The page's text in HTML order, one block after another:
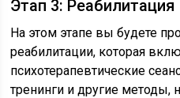
Этап 3: Реабилитация
На этом этапе вы будете
реабилитации, которая
психотерапевтические
тренинги и другие методы,